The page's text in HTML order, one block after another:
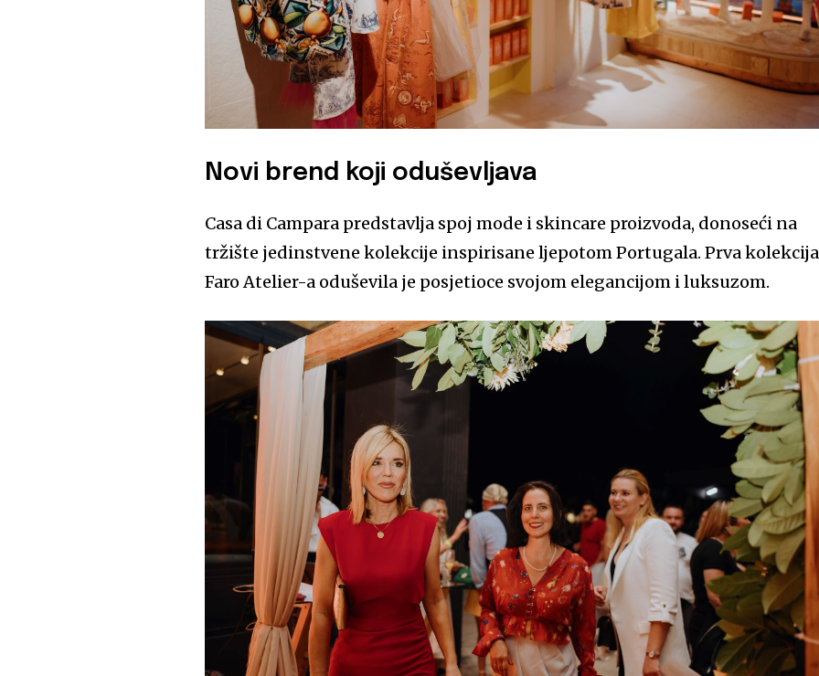
Novi brend koji oduševljava
Casa di Campara predstavlja spoj mode i skincare proizvoda, donoseći na
tržište jedinstvene kolekcije inspirisane ljepotom Portugala. Prva kolekcija
Faro Atelier-a oduševila je posjetioce svojom elegancijom i luksuzom.